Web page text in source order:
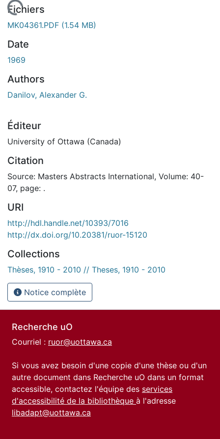
En cours de chargement...
Fichiers
MK04361.PDF (1.54 MB)
Date
1969
Authors
Danilov, Alexander G.
Éditeur
University of Ottawa (Canada)
Citation
Source: Masters Abstracts International, Volume: 40-
07, page: .
URI
http://hdl.handle.net/10393/7016
http://dx.doi.org/10.20381/ruor-15120
Collections
Thèses, 1910 - 2010 // Theses, 1910 - 2010
Notice complète
Recherche uO
Courriel : ruor@uottawa.ca
Si vous avez besoin d'une copie d'une thèse ou d'un
autre document dans Recherche uO dans un format
accessible, contactez l'équipe des services
d'accessibilité de la bibliothèque à l'adresse
libadapt@uottawa.ca